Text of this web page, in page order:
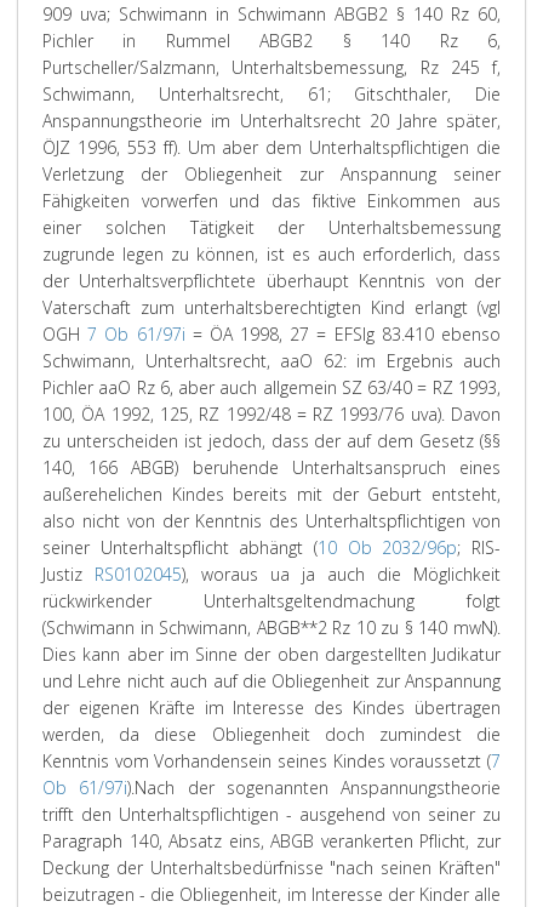
909 uva; Schwimann in Schwimann ABGB2 § 140 Rz 60,
Pichler in Rummel ABGB2 § 140 Rz 6,
Purtscheller/Salzmann, Unterhaltsbemessung, Rz 245 f,
Schwimann, Unterhaltsrecht, 61; Gitschthaler, Die
Anspannungstheorie im Unterhaltsrecht 20 Jahre später,
ÖJZ 1996, 553 ff). Um aber dem Unterhaltspflichtigen die
Verletzung der Obliegenheit zur Anspannung seiner
Fähigkeiten vorwerfen und das fiktive Einkommen aus
einer solchen Tätigkeit der Unterhaltsbemessung
zugrunde legen zu können, ist es auch erforderlich, dass
der Unterhaltsverpflichtete überhaupt Kenntnis von der
Vaterschaft zum unterhaltsberechtigten Kind erlangt (vgl
OGH7 Ob 61/97i = ÖA 1998, 27 = EFSlg 83.410 ebenso
Schwimann, Unterhaltsrecht, aaO 62: im Ergebnis auch
Pichler aaO Rz 6, aber auch allgemein SZ 63/40 = RZ 1993,
100, ÖA 1992, 125, RZ 1992/48 = RZ 1993/76 uva). Davon
zu unterscheiden ist jedoch, dass der auf dem Gesetz (§§
140, 166 ABGB) beruhende Unterhaltsanspruch eines
außerehelichen Kindes bereits mit der Geburt entsteht,
also nicht von der Kenntnis des Unterhaltspflichtigen von
seiner Unterhaltspflicht abhängt (10 Ob 2032/96p; RIS-
Justiz RS0102045), woraus ua ja auch die Möglichkeit
rückwirkender Unterhaltsgeltendmachung folgt
(Schwimann in Schwimann, ABGB**2 Rz 10 zu § 140 mwN).
Dies kann aber im Sinne der oben dargestellten Judikatur
und Lehre nicht auch auf die Obliegenheit zur Anspannung
der eigenen Kräfte im Interesse des Kindes übertragen
werden, da diese Obliegenheit doch zumindest die
Kenntnis vom Vorhandensein seines Kindes voraussetzt (7
Ob 61/97i).Nach der sogenannten Anspannungstheorie
trifft den Unterhaltspflichtigen - ausgehend von seiner zu
Paragraph 140, Absatz eins, ABGB verankerten Pflicht, zur
Deckung der Unterhaltsbedürfnisse "nach seinen Kräften"
beizutragen - die Obliegenheit, im Interesse der Kinder alle